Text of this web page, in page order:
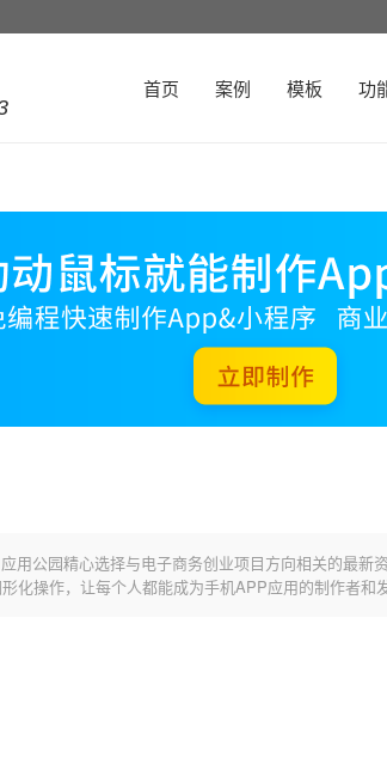
首页 案例 模板 功
公园精心选择与电子商务创业项目方向相关的最新资
操作，让每个人都能成为手机APP应用的制作者和